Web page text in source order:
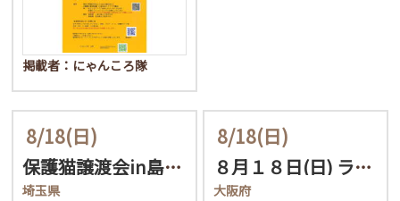
掲載者：にゃんころ隊
8/18(日)
保護猫譲渡会in島忠ホー…
埼玉県
8/18(日)
８月１８日(日) ラビン…
大阪府